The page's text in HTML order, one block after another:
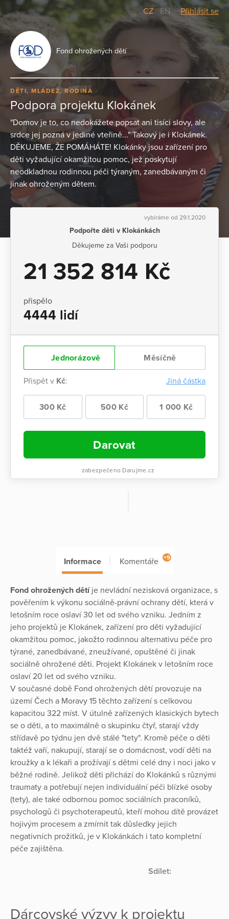
CZ/EN Přihlásit se
Fond ohrožených dětí
DĚTI, MLÁDEŽ, RODINA
Podpora projektu Klokánek
"Domov je to, co nedokážete popsat ani tisíci slovy, ale
srdce jej pozná v jediné vteřině..." Takový je i Klokánek.
DĚKUJEME, ŽE POMÁHÁTE! Klokánky jsou zařízení pro
děti vyžadující okamžitou pomoc, jež poskytují
neodkladnou rodinnou péči týraným, zanedbávaným či
jinak ohroženým dětem.
vybíráme od 29.1.2020
Podpořte děti v Klokánkách
Děkujeme za Vaši podporu
21 352 814 Kč
přispělo
4444 lidí
Jednorázově Měsíčně
Přispět v Kč: Jiná částka
300 Kč 500 Kč 1 000 Kč
Darovat
zabezpečeno Darujme.cz
Informace Komentáře +9
Fond ohrožených dětí je nevládní nezisková organizace, s
pověřením k výkonu sociálně-právní ochrany dětí, která v
letošním roce oslaví 30 let od svého vzniku. Jedním z
jeho projektů je Klokánek, zařízení pro děti vyžadující
okamžitou pomoc, jakožto rodinnou alternativu péče pro
týrané, zanedbávané, zneužívané, opuštěné či jinak
sociálně ohrožené děti. Projekt Klokánek v letošním roce
oslaví 20 let od svého vzniku.
V současné době Fond ohrožených dětí provozuje na
území Čech a Moravy 15 těchto zařízení s celkovou
kapacitou 322 míst. V útulně zařízených klasických bytech
se o děti, a to maximálně o skupinku čtyř, starají vždy
střídavě po týdnu jen dvě stálé "tety". Kromě péče o děti
taktéž vaří, nakupují, starají se o domácnost, vodí děti na
kroužky a k lékaři a prožívají s dětmi celé dny i noci jako v
běžné rodině. Jelikož děti přichází do Klokánků s různými
traumaty a potřebují nejen individuální péči blízké osoby
(tety), ale také odbornou pomoc sociálních praconíků,
psychologů či psychoterapeutů, kteří mohou dítě provázet
hojivým procesem a zmírnit tak důsledky jejich
negativních prožitků, je v Klokánkách i tato kompletní
péče zajištěna.
Sdílet:
Dárcovské výzvy k projektu